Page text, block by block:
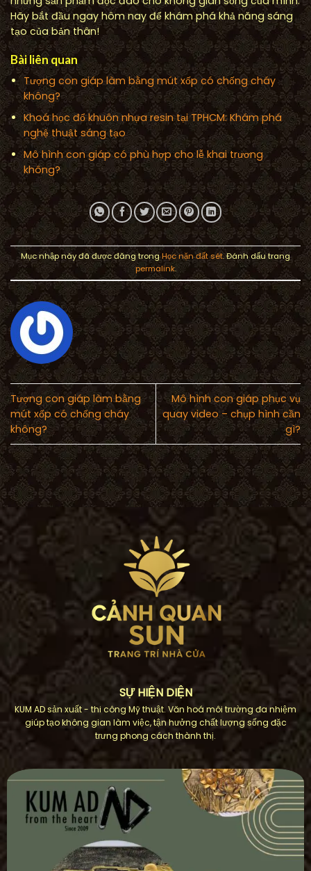
Hãy bắt đầu ngay hôm nay để khám phá khả năng sáng
tạo của bản thân!
Bài liên quan
Tượng con giáp làm bằng mút xốp có chống cháy
không?
Khoá học đổ khuôn nhựa resin tại TPHCM: Khám phá
nghệ thuật sáng tạo
Mô hình con giáp có phù hợp cho lễ khai trương
không?
Mục nhập này đã được đăng trongHọc nặn đất sét. Đánh dấu trang
permalink.
Tượng con giáp làm bằng
mút xốp có chống cháy
không?
Mô hình con giáp phục vụ
quay video – chụp hình cần
gì?
SỰ HIỆN DIỆN
KUM AD sản xuất - thi công Mỹ thuật. Văn hoá môi trường đa nhiệm
giúp tạo không gian làm việc, tận hưởng chất lượng sống đặc
trưng phong cách thành thị.